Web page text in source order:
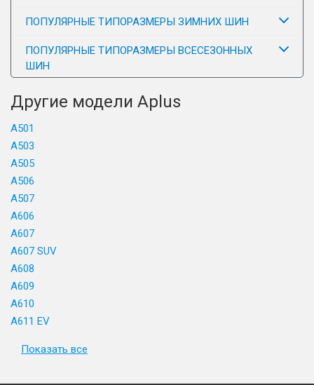
ПОПУЛЯРНЫЕ ТИПОРАЗМЕРЫ ЗИМНИХ ШИН
ПОПУЛЯРНЫЕ ТИПОРАЗМЕРЫ ВСЕСЕЗОННЫХ
ШИН
Другие модели Aplus
A501
A503
A505
A506
A507
A606
A607
A607 SUV
A608
A609
A610
A611 EV
Показать все